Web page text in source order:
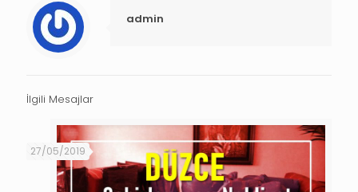
admin
İlgili Mesajlar
27/05/2019